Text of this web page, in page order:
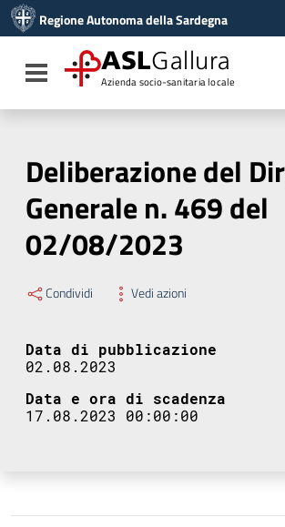
Vai al menu di navigazione
Vai al footer
Regione Autonoma della Sardegna
Toggle navigation
ASLGallura
Azienda socio-sanitaria locale
Deliberazione del
Generale n. 469 del
02/08/2023
Condividi Vedi azioni
Data di pubblicazione
02.08.2023
Data e ora di scadenza
17.08.2023 00:00:00